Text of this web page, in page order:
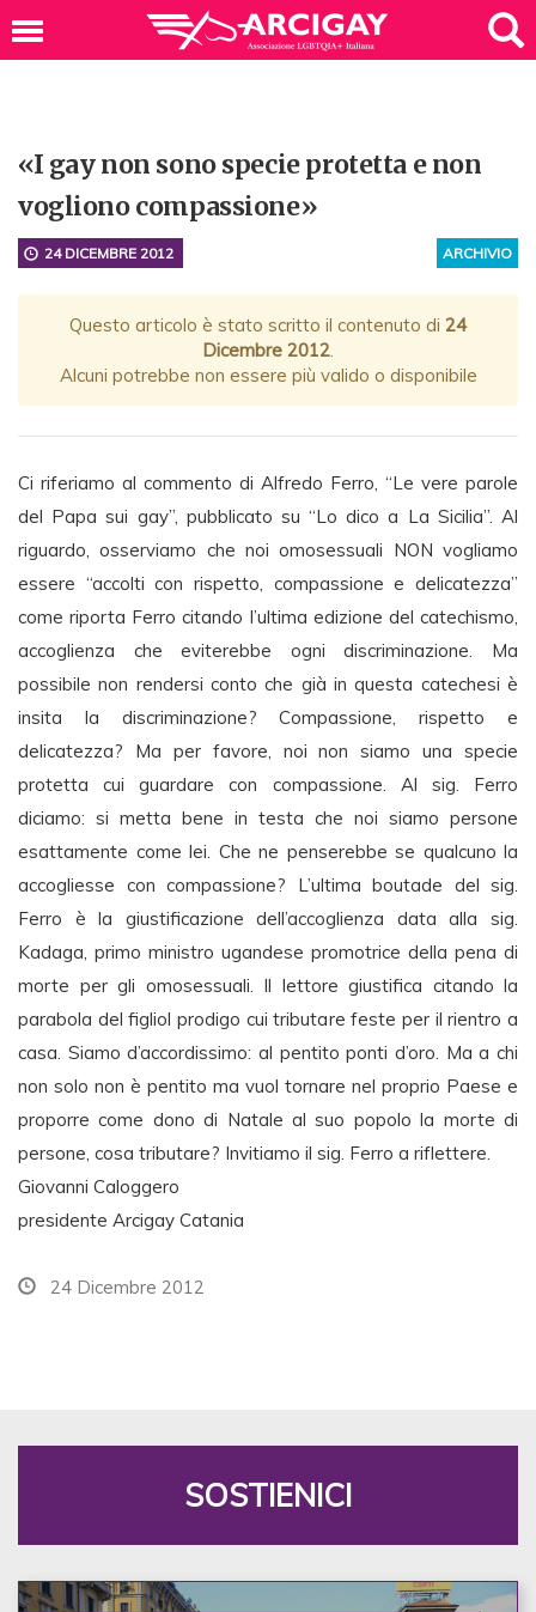
«I gay non sono specie protetta e non
vogliono compassione»
ARCHIVIO
24 DICEMBRE 2012
Questo articolo è stato scritto il contenuto di 24
Dicembre 2012.
Alcuni potrebbe non essere più valido o disponibile
Ci riferiamo al commento di Alfredo Ferro, “Le vere parole
del Papa sui gay”, pubblicato su “Lo dico a La Sicilia”. Al
riguardo, osserviamo che noi omosessuali NON vogliamo
essere “accolti con rispetto, compassione e delicatezza”
come riporta Ferro citando l’ultima edizione del catechismo,
accoglienza che eviterebbe ogni discriminazione. Ma
possibile non rendersi conto che già in questa catechesi è
insita la discriminazione? Compassione, rispetto e
delicatezza? Ma per favore, noi non siamo una specie
protetta cui guardare con compassione. Al sig. Ferro
diciamo: si metta bene in testa che noi siamo persone
esattamente come lei. Che ne penserebbe se qualcuno la
accogliesse con compassione? L’ultima boutade del sig.
Ferro è la giustificazione dell’accoglienza data alla sig.
Kadaga, primo ministro ugandese promotrice della pena di
morte per gli omosessuali. Il lettore giustifica citando la
parabola del figliol prodigo cui tributare feste per il rientro a
casa. Siamo d’accordissimo: al pentito ponti d’oro. Ma a chi
non solo non è pentito ma vuol tornare nel proprio Paese e
proporre come dono di Natale al suo popolo la morte di
persone, cosa tributare? Invitiamo il sig. Ferro a riflettere.
Giovanni Caloggero
presidente Arcigay Catania
24 Dicembre 2012
SOSTIENICI